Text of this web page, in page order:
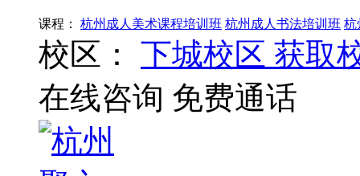
课程： 杭州成人美术课程培训班 杭州成人书法培训班 杭
校区： 下城校区 获取
在线咨询 免费通话